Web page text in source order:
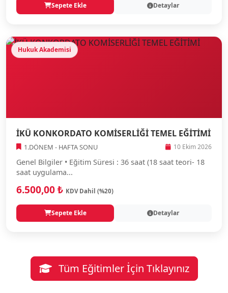
Sepete Ekle Detaylar
Hukuk Akademisi
İKÜ KONKORDATO KOMİSERLİĞİ TEMEL EĞİTİMİ
1.DÖNEM - HAFTA SONU 10 Ekim 2026
Genel Bilgiler • Eğitim Süresi : 36 saat (18 saat teori- 18
saat uygulama...
6.500,00 ₺ KDV Dahil (%20)
Sepete Ekle Detaylar
Tüm Eğitimler İçin Tıklayınız